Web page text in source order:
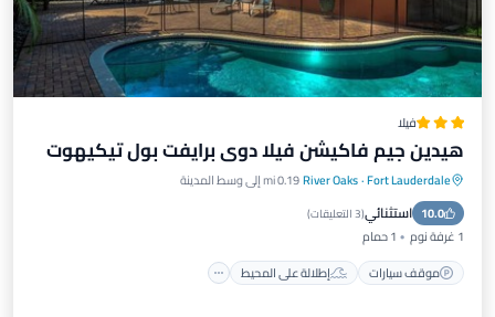
فيلا
هيدين جيم فاكيشن فيلا دوي برايفت بول تيكيهوت
Fort Lauderdale
·
River Oaks0.19 mi إلى وسط المدينة
10.0 استثنائي(3 التعليقات )
1 غرفة نوم
1 حمام
موقف سيارات
إطلالة على المحيط
موقف سيارات
إطلالة على المحيط
شرفة / تراس